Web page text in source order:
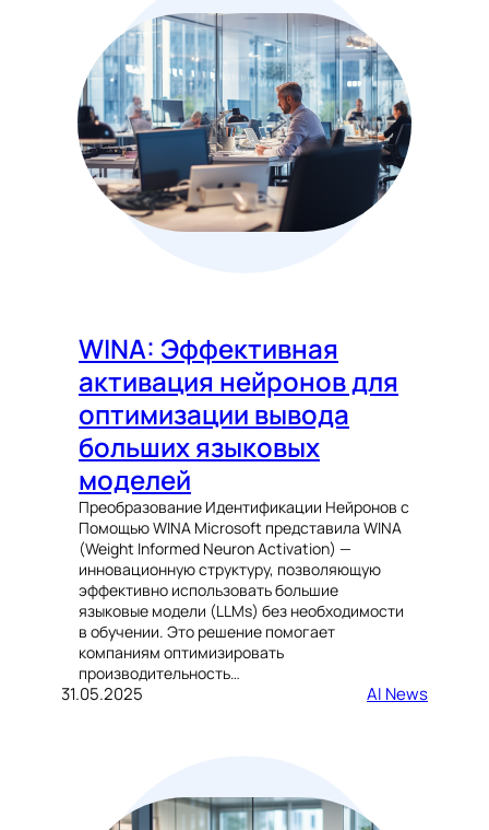
WINA: Эффективная
активация нейронов для
оптимизации вывода
больших языковых
моделей
Преобразование Идентификации Нейронов с
Помощью WINA Microsoft представила WINA
(Weight Informed Neuron Activation) —
инновационную структуру, позволяющую
эффективно использовать большие
языковые модели (LLMs) без необходимости
в обучении. Это решение помогает
компаниям оптимизировать
производительность…
31.05.2025 AI News